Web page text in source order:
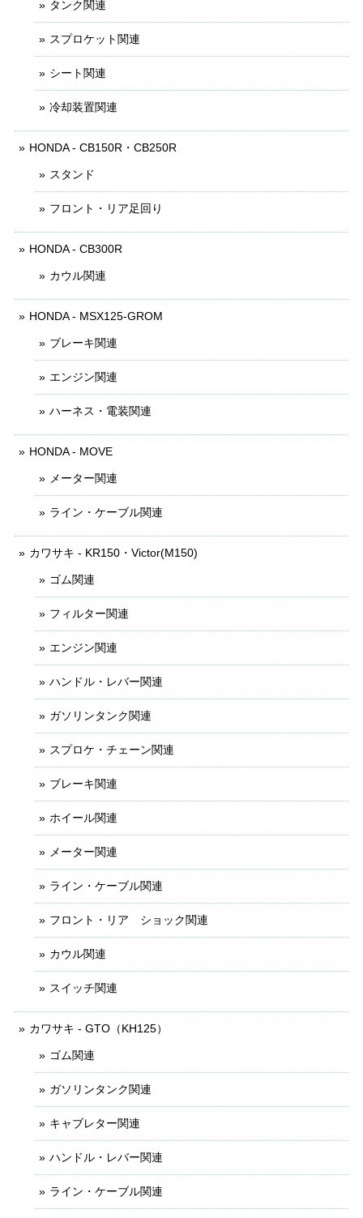
タンク関連
スプロケット関連
シート関連
冷却装置関連
HONDA - CB150R・CB250R
スタンド
フロント・リア足回り
HONDA - CB300R
カウル関連
HONDA - MSX125-GROM
ブレーキ関連
エンジン関連
ハーネス・電装関連
HONDA - MOVE
メーター関連
ライン・ケーブル関連
カワサキ - KR150・Victor(M150)
ゴム関連
フィルター関連
エンジン関連
ハンドル・レバー関連
ガソリンタンク関連
スプロケ・チェーン関連
ブレーキ関連
ホイール関連
メーター関連
ライン・ケーブル関連
フロント・リア ショック関連
カウル関連
スイッチ関連
カワサキ - GTO（KH125）
ゴム関連
ガソリンタンク関連
キャブレター関連
ハンドル・レバー関連
ライン・ケーブル関連